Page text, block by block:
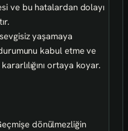
ve bu hatalardan dolayı
yaşamaya
durumunu kabul etme ve
ortaya koyar.
dönülmezliğin